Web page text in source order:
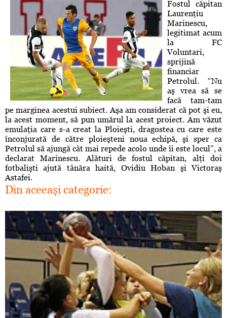
Fostul căpitan
Laurenţiu
Marinescu,
legitimat acum
la FC
Voluntari,
sprijină
financiar
Petrolul. “Nu
aş vrea să se
facă tam-tam
pe marginea acestui subiect. Aşa am considerat că pot şi eu,
la acest moment, să pun umărul la acest proiect. Am văzut
emulaţia care s-a creat la Ploieşti, dragostea cu care este
înconjurată de către ploieşteni noua echipă, şi sper ca
Petrolul să ajungă cât mai repede acolo unde îi este locul”, a
declarat Marinescu. Alături de fostul căpitan, alţi doi
fotbalişti ajută tânăra haită, Ovidiu Hoban şi Victoraş
Astafei.
Din aceeaşi categorie: